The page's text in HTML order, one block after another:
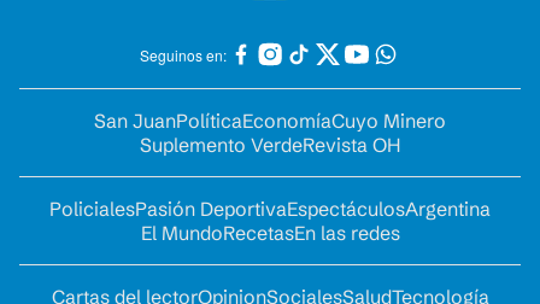
Seguinos en:
San JuanPolíticaEconomíaCuyo Minero
Suplemento VerdeRevista OH
PolicialesPasión DeportivaEspectáculosArgentina
El MundoRecetasEn las redes
Cartas del lectorOpinionSocialesSaludTecnología